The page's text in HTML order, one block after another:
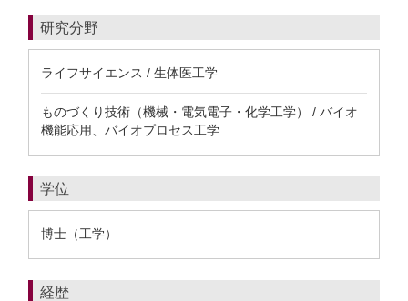
研究分野
ライフサイエンス / 生体医工学
ものづくり技術（機械・電気電子・化学工学） / バイオ
機能応用、バイオプロセス工学
学位
博士（工学）
経歴